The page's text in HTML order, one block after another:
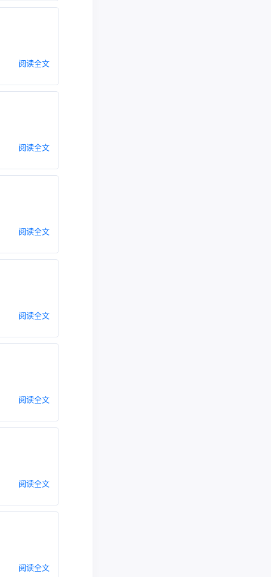
阅读全文
阅读全文
阅读全文
阅读全文
阅读全文
阅读全文
阅读全文